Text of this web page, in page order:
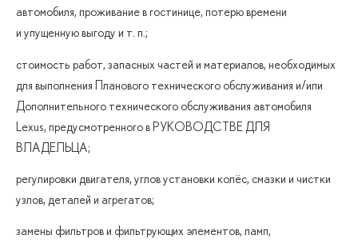
автомобиля, проживание в гостинице, потерю времени
и упущенную выгоду и т. п.;
стоимость работ, запасных частей и материалов, необходимых
для выполнения Планового технического обслуживания и/или
Дополнительного технического обслуживания автомобиля
Lexus, предусмотренного в РУКОВОДСТВЕ ДЛЯ
ВЛАДЕЛЬЦА;
регулировки двигателя, углов установки колёс, смазки и чистки
узлов, деталей и агрегатов;
замены фильтров и фильтрующих элементов, ламп,